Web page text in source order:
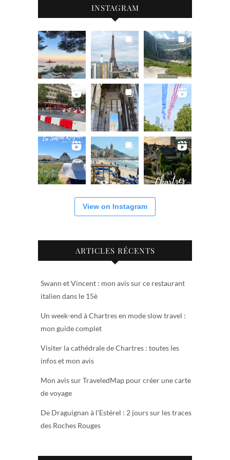
INSTAGRAM
View on Instagram
ARTICLES RÉCENTS
Swann et Vincent : mon avis sur ce restaurant
italien dans le 15è
Un week-end à Chartres en mode slow travel :
mon guide complet
Visiter la cathédrale de Chartres : toutes les
infos et mon avis
Mon avis sur TraveledMap pour créer une carte
de voyage
De Draguignan à l’Estérel : 2 jours sur les traces
des Roches Rouges